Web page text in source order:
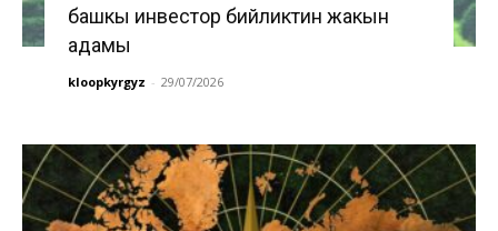
башкы инвестор бийликтин жакын
адамы
kloopkyrgyz - 29/07/2026